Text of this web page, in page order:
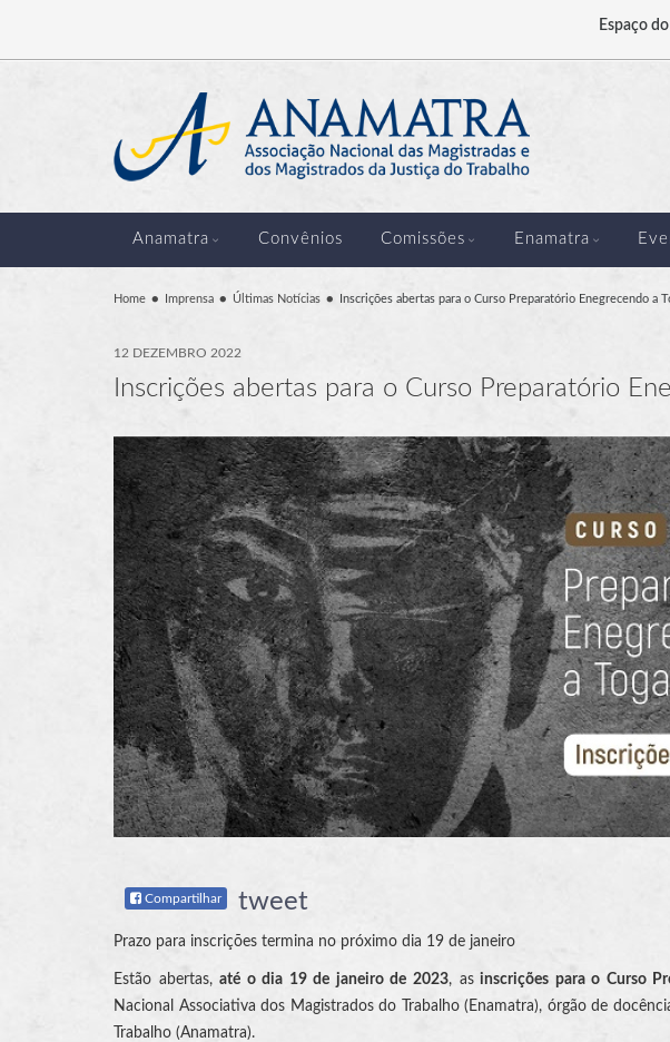
Espaço
Anamatra Convênios Comissões Enamatra
Home Imprensa Últimas Notícias Inscrições abertas para o Curso Preparatório Enegrecendo a
12 DEZEMBRO 2022
Inscrições abertas para o Curso Preparatório
Compartilhar tweet
Prazo para inscrições termina no próximo dia 19 de janeiro
Estão abertas,até o dia 19 de janeiro de 2023, asinscrições para o Curso
Nacional Associativa dos Magistrados do Trabalho (Enamatra), órgão de
Trabalho (Anamatra).